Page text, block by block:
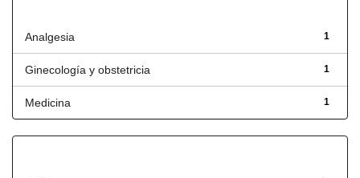
1
Analgesia
1
Ginecología y obstetricia
1
Medicina